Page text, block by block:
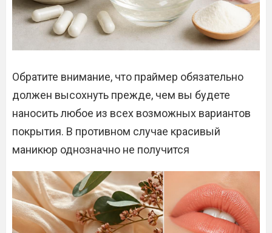
Обратите внимание, что праймер обязательно
должен высохнуть прежде, чем вы будете
наносить любое из всех возможных вариантов
покрытия. В противном случае красивый
маникюр однозначно не получится